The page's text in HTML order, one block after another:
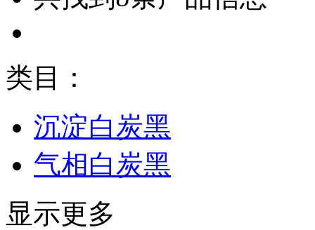
类目：
沉淀白炭黑
气相白炭黑
显示更多